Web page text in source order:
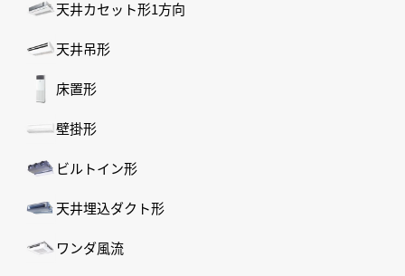
天井カセット形1方向
天井吊形
床置形
壁掛形
ビルトイン形
天井埋込ダクト形
ワンダ風流